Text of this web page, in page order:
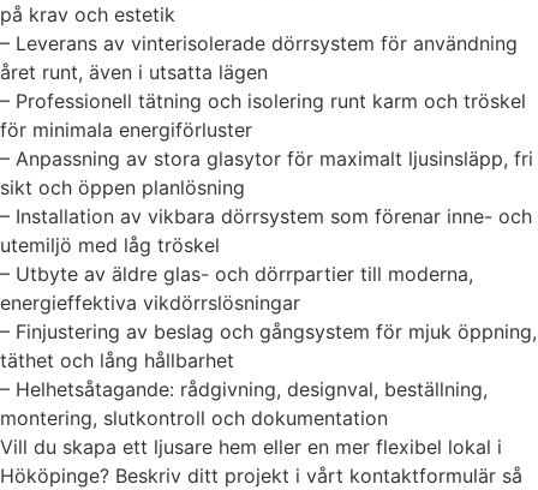
på krav och estetik
– Leverans av vinterisolerade dörrsystem för användning
året runt, även i utsatta lägen
– Professionell tätning och isolering runt karm och tröskel
för minimala energiförluster
– Anpassning av stora glasytor för maximalt ljusinsläpp, fri
sikt och öppen planlösning
– Installation av vikbara dörrsystem som förenar inne- och
utemiljö med låg tröskel
– Utbyte av äldre glas- och dörrpartier till moderna,
energieffektiva vikdörrslösningar
– Finjustering av beslag och gångsystem för mjuk öppning,
täthet och lång hållbarhet
– Helhetsåtagande: rådgivning, designval, beställning,
montering, slutkontroll och dokumentation
Vill du skapa ett ljusare hem eller en mer flexibel lokal i
Hököpinge? Beskriv ditt projekt i vårt kontaktformulär så